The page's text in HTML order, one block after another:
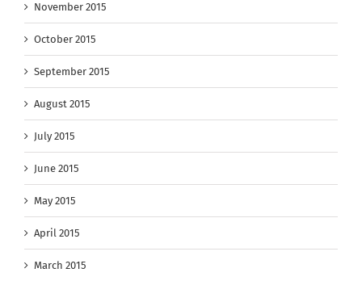
November 2015
October 2015
September 2015
August 2015
July 2015
June 2015
May 2015
April 2015
March 2015